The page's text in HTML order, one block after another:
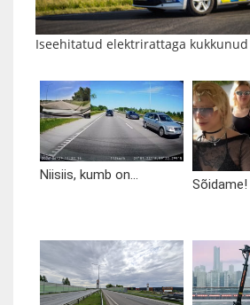
Iseehitatud elektrirattaga kukkunud
Niisiis, kumb on...
Sõidame!